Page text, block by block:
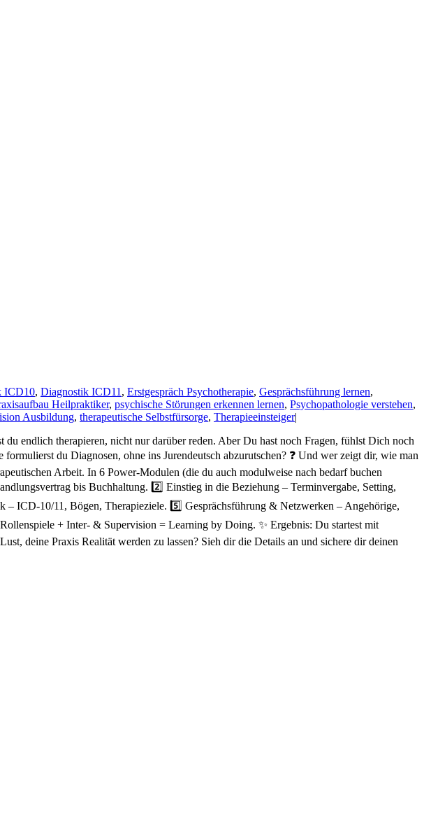
ICD10, Diagnostik ICD11 , Erstgespräch Psychotherapie, Gesprächsführung lernen,
Heilpraktiker, psychische Störungen erkennen lernen, Psychopathologie verstehen,
Ausbildung, therapeutische Selbstfürsorge, Therapieeinsteiger|
endlich therapieren, nicht nur darüber reden. Aber Du hast noch Fragen, fühlst Dich noch
du Diagnosen, ohne ins Jurendeutsch abzurutschen? ❓ Und wer zeigt dir, wie man
Arbeit. In 6 Power-Modulen (die du auch modulweise nach bedarf buchen
bis Buchhaltung. 2️⃣ Einstieg in die Beziehung – Terminvergabe, Setting,
ICD-10/11, Bögen, Therapieziele. 5️⃣ Gesprächsführung & Netzwerken – Angehörige,
+ Inter- & Supervision = Learning by Doing. ✨ Ergebnis: Du startest mit
deine Praxis Realität werden zu lassen? Sieh dir die Details an und sichere dir deinen